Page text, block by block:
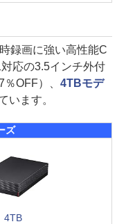
録画に強い高性能C
応の3.5インチ外付
OFF）、 4TBモデ
います。
ズ
4TB